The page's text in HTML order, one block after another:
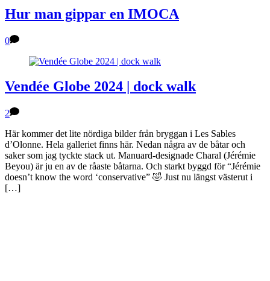
Hur man gippar en IMOCA
0
Vendée Globe 2024 | dock walk
2
Här kommer det lite nördiga bilder från bryggan i Les Sables
d’Olonne. Hela galleriet finns här. Nedan några av de båtar och
saker som jag tyckte stack ut. Manuard-designade Charal (Jérémie
Beyou) är ju en av de råaste båtarna. Och starkt byggd för “Jérémie
doesn’t know the word ‘conservative” 🤣 Just nu längst västerut i
[…]